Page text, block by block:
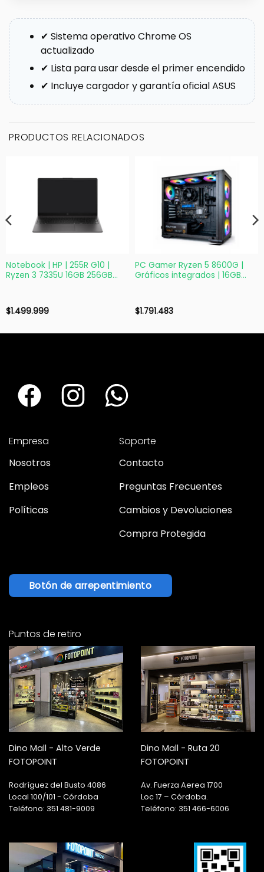
✔ Sistema operativo Chrome OS
actualizado
✔ Lista para usar desde el primer encendido
✔ Incluye cargador y garantía oficial ASUS
PRODUCTOS RELACIONADOS
Notebook | HP | 255R G10 |
Ryzen 3 7335U 16GB 256GB
$1.499.999
PC Gamer Ryzen 5 8600G |
Gráficos integrados | 16GB
$1.791.483
Empresa
Nosotros
Empleos
Políticas
Soporte
Contacto
Preguntas Frecuentes
Cambios y Devoluciones
Compra Protegida
Botón de arrepentimiento
Puntos de retiro
Dino Mall - Alto Verde
FOTOPOINT
Rodríguez del Busto 4086
Local 100/101 - Córdoba
Teléfono: 351 481-9009
Dino Mall - Ruta 20
FOTOPOINT
Av. Fuerza Aerea 1700
Loc 17 – Córdoba.
Teléfono: 351 466-6006